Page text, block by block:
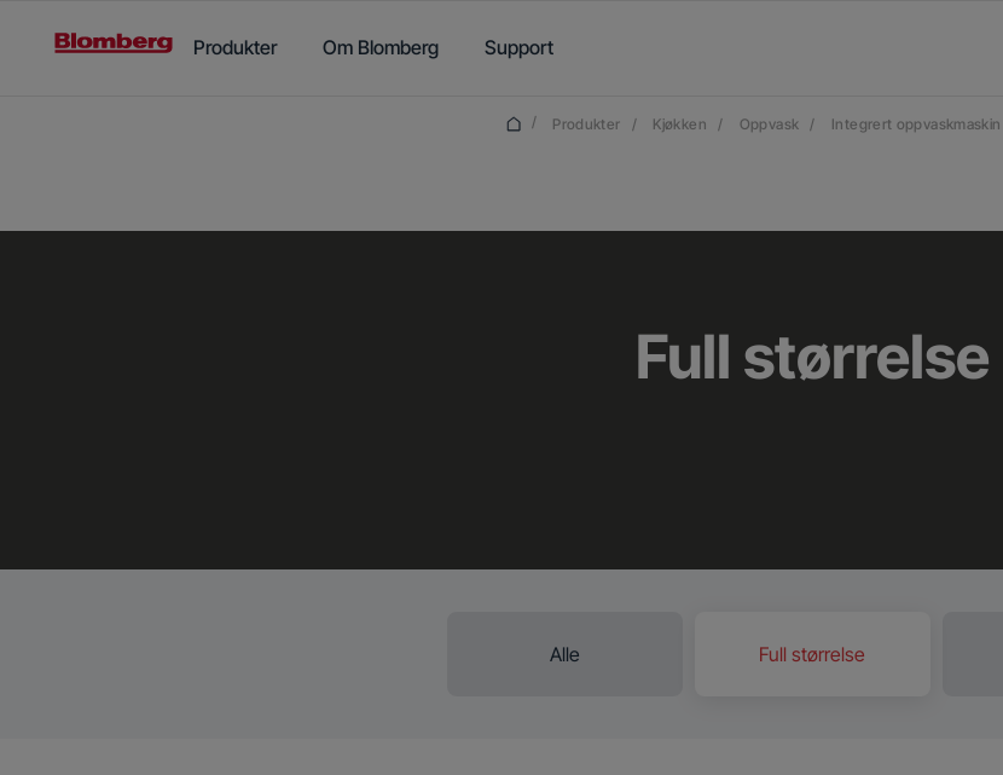
Produkter
Om Blomberg Support
/ Produkter / Kjøkken / Oppvask / Integrert oppvaskmaskin
Full størrelse
Alle Full størrelse